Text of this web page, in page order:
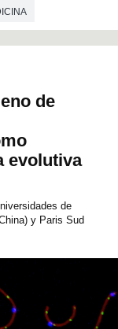
de
evolutiva
de
y Paris Sud